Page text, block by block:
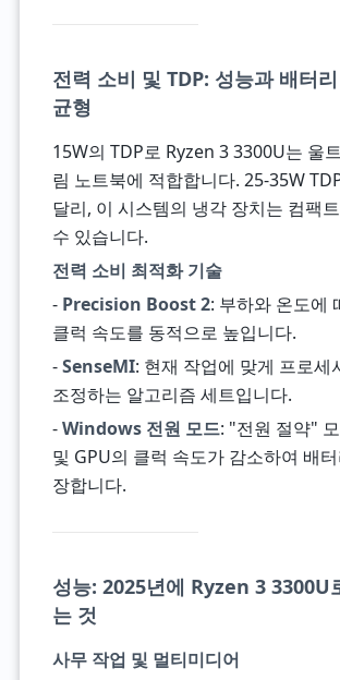
전력 소비 및 TDP: 성능과 배터
균형
15W의 TDP로 Ryzen 3 3300U는 울
림 노트북에 적합합니다. 25-35W
달리, 이 시스템의 냉각 장치는 컴팩
수 있습니다.
전력 소비 최적화 기술
- Precision Boost 2: 부하와 온도에
클럭 속도를 동적으로 높입니다.
-SenseMI: 현재 작업에 맞게 프로세
조정하는 알고리즘 세트입니다.
-Windows 전원 모드: "전원 절약"
및 GPU의 클럭 속도가 감소하여 배
장합니다.
성능: 2025년에 Ryzen 3 3300U
는 것
사무 작업 및 멀티미디어